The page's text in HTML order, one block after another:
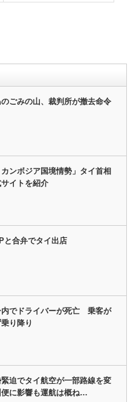
ごみの山、裁判所が撤去命令
カンボジア国境情勢」タイ首相
イトを紹介
と合弁でタイ出店
内でドライバーが死亡 乗客が
り降り
迫でタイ航空が一部路線を変
に影響も運航は概ね…